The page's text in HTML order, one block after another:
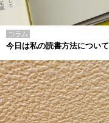
コラム
今日は私の読書方法について